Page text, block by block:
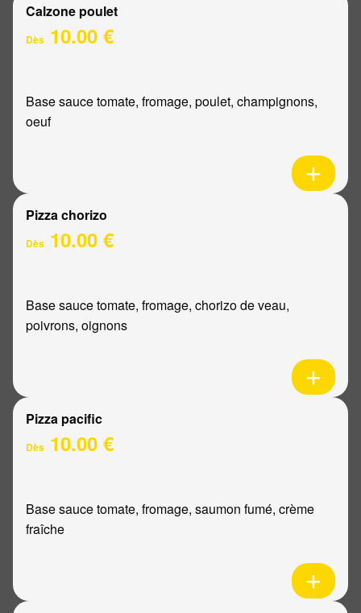
Calzone poulet
Dès 10.00 €
Base sauce tomate, fromage, poulet, champignons,
oeuf
Pizza chorizo
Dès 10.00 €
Base sauce tomate, fromage, chorizo de veau,
poivrons, oignons
Pizza pacific
Dès 10.00 €
Base sauce tomate, fromage, saumon fumé, crème
fraîche